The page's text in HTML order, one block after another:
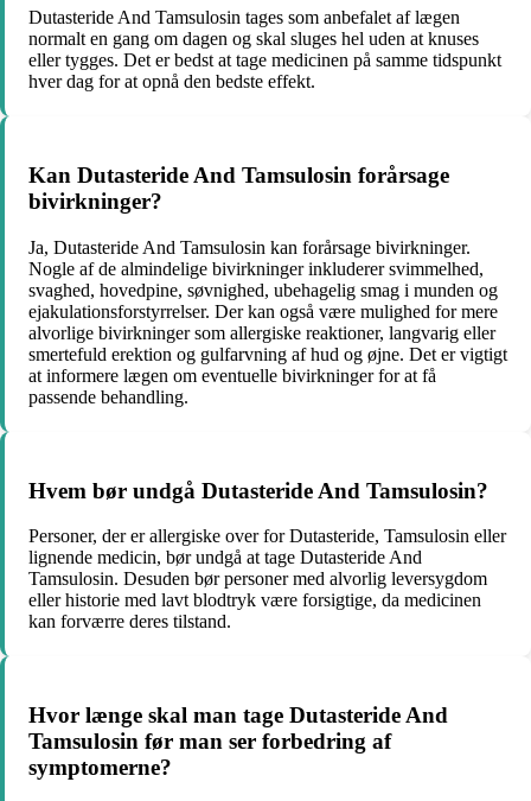
Dutasteride And Tamsulosin tages som anbefalet af lægen
normalt en gang om dagen og skal sluges hel uden at knuses
eller tygges. Det er bedst at tage medicinen på samme tidspunkt
hver dag for at opnå den bedste effekt.
Kan Dutasteride And Tamsulosin forårsage
bivirkninger?
Ja, Dutasteride And Tamsulosin kan forårsage bivirkninger.
Nogle af de almindelige bivirkninger inkluderer svimmelhed,
svaghed, hovedpine, søvnighed, ubehagelig smag i munden og
ejakulationsforstyrrelser. Der kan også være mulighed for mere
alvorlige bivirkninger som allergiske reaktioner, langvarig eller
smertefuld erektion og gulfarvning af hud og øjne. Det er vigtigt
at informere lægen om eventuelle bivirkninger for at få
passende behandling.
Hvem bør undgå Dutasteride And Tamsulosin?
Personer, der er allergiske over for Dutasteride, Tamsulosin eller
lignende medicin, bør undgå at tage Dutasteride And
Tamsulosin. Desuden bør personer med alvorlig leversygdom
eller historie med lavt blodtryk være forsigtige, da medicinen
kan forværre deres tilstand.
Hvor længe skal man tage Dutasteride And
Tamsulosin før man ser forbedring af
symptomerne?